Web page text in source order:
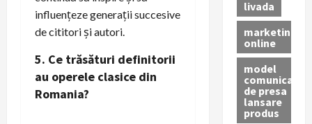
influențeze generații succesive
de cititori și autori.
5. Ce trăsături definitorii
au operele clasice din
Romania?
livada
marketing
online
model
comunicat
de presa
lansare
produs